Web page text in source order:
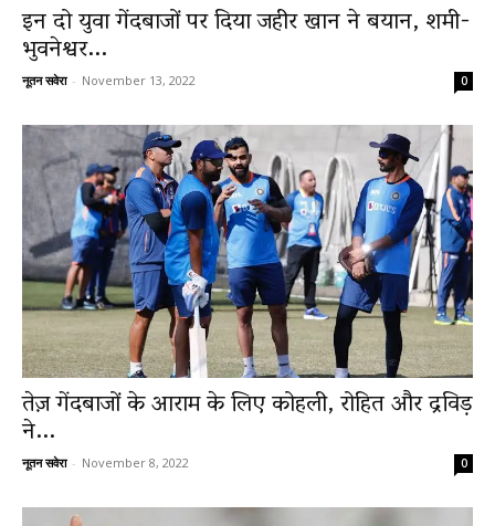
Breaking
News
इन दो युवा गेंदबाजों पर दिया जहीर खान ने बयान, शमी-
भुवनेश्वर...
नूतन सवेरा - November 13, 2022 0
तेज़ गेंदबाजों के आराम के लिए कोहली, रोहित और द्रविड़
ने...
नूतन सवेरा - November 8, 2022 0